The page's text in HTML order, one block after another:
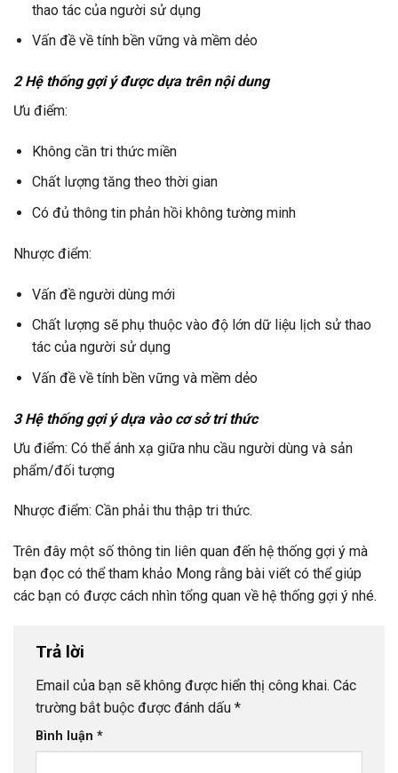
thao tác của người sử dụng
Vấn đề về tính bền vững và mềm dẻo
2 Hệ thống gợi ý được dựa trên nội dung
Ưu điểm:
Không cần tri thức miền
Chất lượng tăng theo thời gian
Có đủ thông tin phản hồi không tường minh
Nhược điểm:
Vấn đề người dùng mới
Chất lượng sẽ phụ thuộc vào độ lớn dữ liệu lịch sử thao
tác của người sử dụng
Vấn đề về tính bền vững và mềm dẻo
3 Hệ thống gợi ý dựa vào cơ sở tri thức
Ưu điểm: Có thể ánh xạ giữa nhu cầu người dùng và sản
phẩm/đối tượng
Nhược điểm: Cần phải thu thập tri thức.
Trên đây một số thông tin liên quan đến hệ thống gợi ý mà
bạn đọc có thể tham khảo Mong rằng bài viết có thể giúp
các bạn có được cách nhìn tổng quan về hệ thống gợi ý nhé.
Trả lời
Email của bạn sẽ không được hiển thị công khai. Các
trường bắt buộc được đánh dấu *
Bình luận *